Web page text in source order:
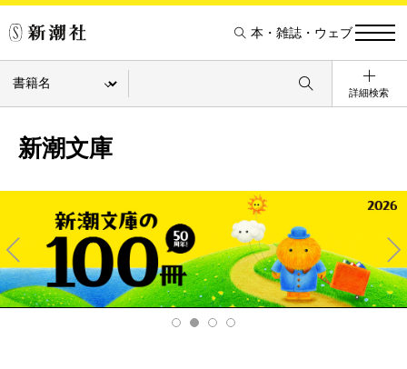
本・雑誌・ウェブ
詳細検索
新潮文庫
Pre
v
Ne
xt